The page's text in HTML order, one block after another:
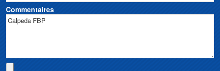
Commentaires